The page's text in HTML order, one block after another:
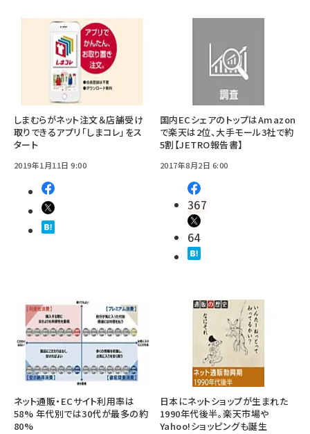
しまむらがネット注文＆店舗受け
取りできるアプリ「しまコレ」をス
タート
2019年1月11日 9:00
国内ECシェアのトップはAmazon
で楽天は2位、大手モール3社で約
5割【JETRO報告書】
2017年8月2日 6:00
367
64
ネット通販・ECサイト利用率は
58% 年代別では30代が最多の約
80%
日本にネットショップが生まれた
1990年代後半。楽天市場や
Yahoo!ショッピングも誕生